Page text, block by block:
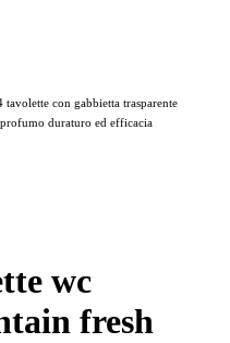
con gabbietta trasparente
duraturo ed efficacia
wc
fresh